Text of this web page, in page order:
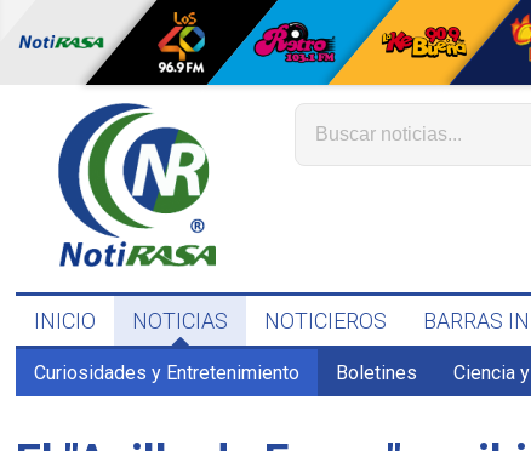
INICIO NOTICIAS NOTICIEROS BARRAS
Curiosidades y Entretenimiento Boletines Ciencia